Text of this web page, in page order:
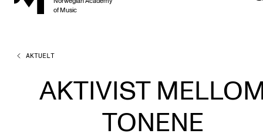
of Music
STUDIER
Alle studier
Bachelor
AKTUELT
AKTIVIST
TONENE